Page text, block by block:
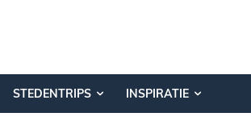
STEDENTRIPS INSPIRATIE